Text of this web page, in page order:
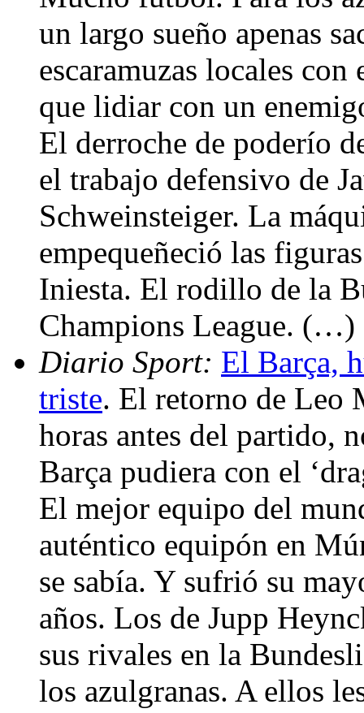
un largo sueño apenas
escaramuzas locales
que lidiar con un
El derroche de poderío
el trabajo defensivo de
Schweinsteiger. La
empequeñeció las
Iniesta. El rodillo de la
Champions League. (…)
Diario Sport: El Barça,
triste. El retorno de Leo
horas antes del partido,
Barça pudiera con el
El mejor equipo del
auténtico equipón en
se sabía. Y sufrió su
años. Los de Jupp
sus rivales en la
los azulgranas. A ellos